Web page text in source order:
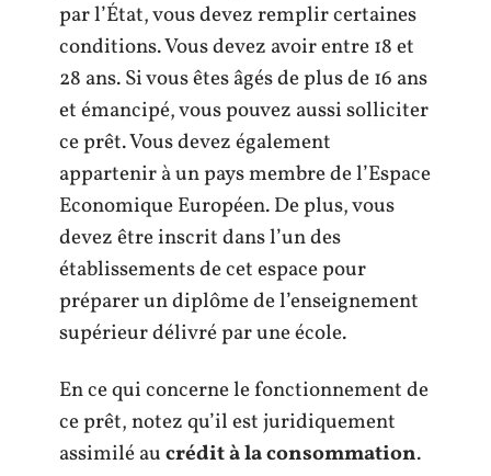
par l’État, vous devez remplir certaines
conditions. Vous devez avoir entre 18 et
28 ans. Si vous êtes âgés de plus de 16 ans
et émancipé, vous pouvez aussi solliciter
ce prêt. Vous devez également
appartenir à un pays membre de l’Espace
Economique Européen. De plus, vous
devez être inscrit dans l’un des
établissements de cet espace pour
préparer un diplôme de l’enseignement
supérieur délivré par une école.
En ce qui concerne le fonctionnement de
ce prêt, notez qu’il est juridiquement
assimilé aucrédit à la consommation.